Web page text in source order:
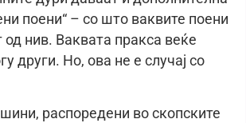
поени“ – со што ваквите поени
нив. Ваквата пракса веќе
други. Но, ова не е случај со
распоредени во скопските